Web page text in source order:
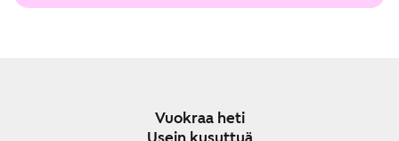
Vuokraa heti
Usein kysyttyä